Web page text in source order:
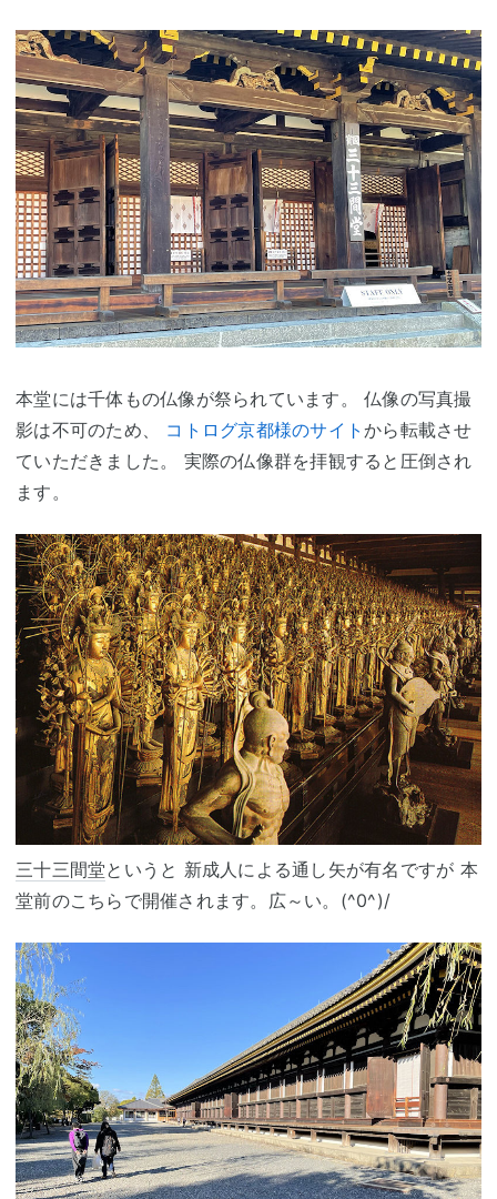
本堂には千体もの仏像が祭られています。 仏像の写真撮
影は不可のため、 コトログ京都様のサイト から転載させ
ていただきました。 実際の仏像群を拝観すると圧倒され
ます。
三十三間堂というと 新成人による通し矢が有名ですが 本
堂前のこちらで開催されます。広～い。(^0^)/